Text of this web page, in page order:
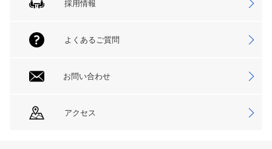
採用情報
よくあるご質問
お問い合わせ
アクセス